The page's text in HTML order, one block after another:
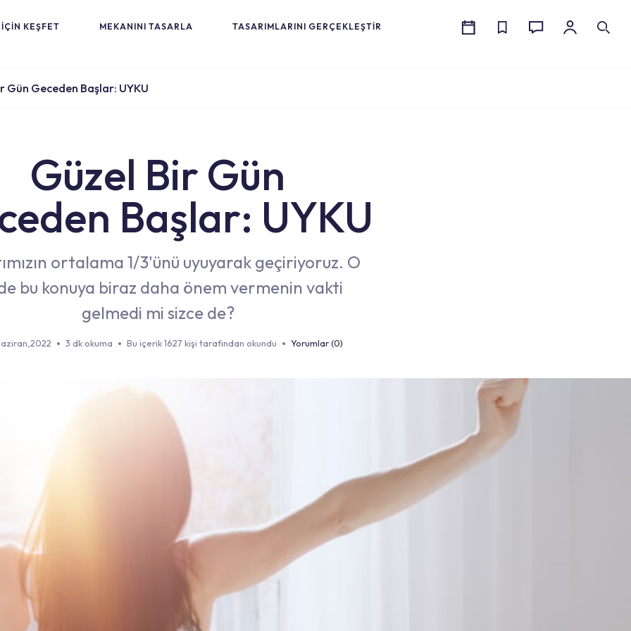
KEŞFET MEKANINI TASARLA TASARIMLARINI GERÇEKLEŞTİR
Gün Geceden Başlar: UYKU
Güzel Bir Gün
Başlar: UYKU
ortalama 1/3'ünü uyuyarak geçiriyoruz. O
bu konuya biraz daha önem vermenin vakti
gelmedi mi sizce de?
3 dk okuma Bu içerik 1627 kişi tarafından okundu Yorumlar (0)